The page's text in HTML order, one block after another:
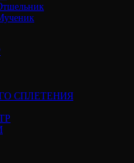
СПЛЕТЕНИЯ